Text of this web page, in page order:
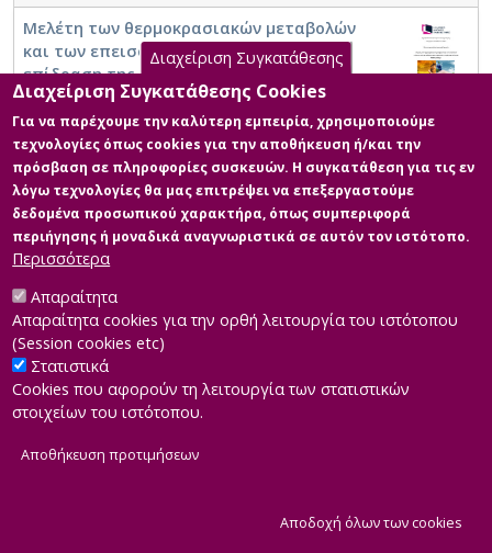
Μελέτη των θερμοκρασιακών μεταβολών
και των επεισοδίων καύσωνα υπό την
επίδραση της κλιματικής αλλαγής στην
πόλη της Θεσσαλονίκης
Developed byINTEROPTICS
Διαχείριση Συγκατάθεσης
Διαχείριση Συγκατάθεσης Cookies
Για να παρέχουμε την καλύτερη εμπειρία, χρησιμοποιούμε
τεχνολογίες όπως cookies για την αποθήκευση ή/και την
πρόσβαση σε πληροφορίες συσκευών. Η συγκατάθεση για τις εν
λόγω τεχνολογίες θα μας επιτρέψει να επεξεργαστούμε
δεδομένα προσωπικού χαρακτήρα, όπως συμπεριφορά
περιήγησης ή μοναδικά αναγνωριστικά σε αυτόν τον ιστότοπο.
Περισσότερα
Απαραίτητα
Απαραίτητα cookies για την ορθή λειτουργία του ιστότοπου
(Session cookies etc)
Στατιστικά
Cookies που αφορούν τη λειτουργία των στατιστικών
στοιχείων του ιστότοπου.
Αποθήκευση προτιμήσεων
Αποδοχή όλων των cookies